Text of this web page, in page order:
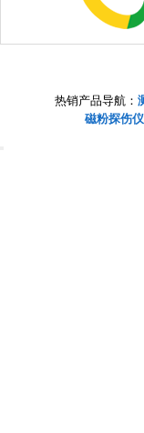
热销产品导航：
磁粉探伤仪